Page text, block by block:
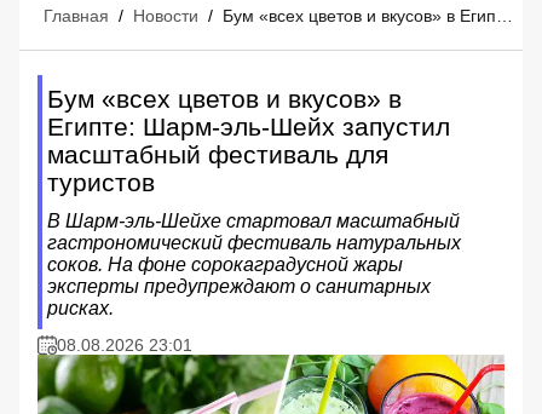
Главная / Новости /
Бум «всех цветов и вкусов» в
Египте: Шарм-эль-Шейх запустил
масштабный фестиваль для
туристов
В Шарм-эль-Шейхе стартовал масштабный
гастрономический фестиваль натуральных
соков. На фоне сорокаградусной жары
эксперты предупреждают о санитарных
рисках.
08.08.2026 23:01